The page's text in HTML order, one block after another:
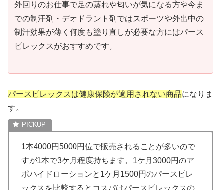
外回りのお仕事で足の蒸れや匂いが気になる方や今ま
での制汗剤・デオドラント剤ではスポーツや外出中の
制汗効果が薄く何度も塗り直しが必要な方にはパース
ピレックスがおすすめです。
パースピレックスは健康保険が適用されない商品になりま
す。
1本4000円5000円位で販売されることが多いので
すが1本で3ケ月程度持ちます。1ケ月3000円のア
ポハイドローションと1ケ月1500円のパースピレ
ックスを比較するとコスパはパースピレックスの